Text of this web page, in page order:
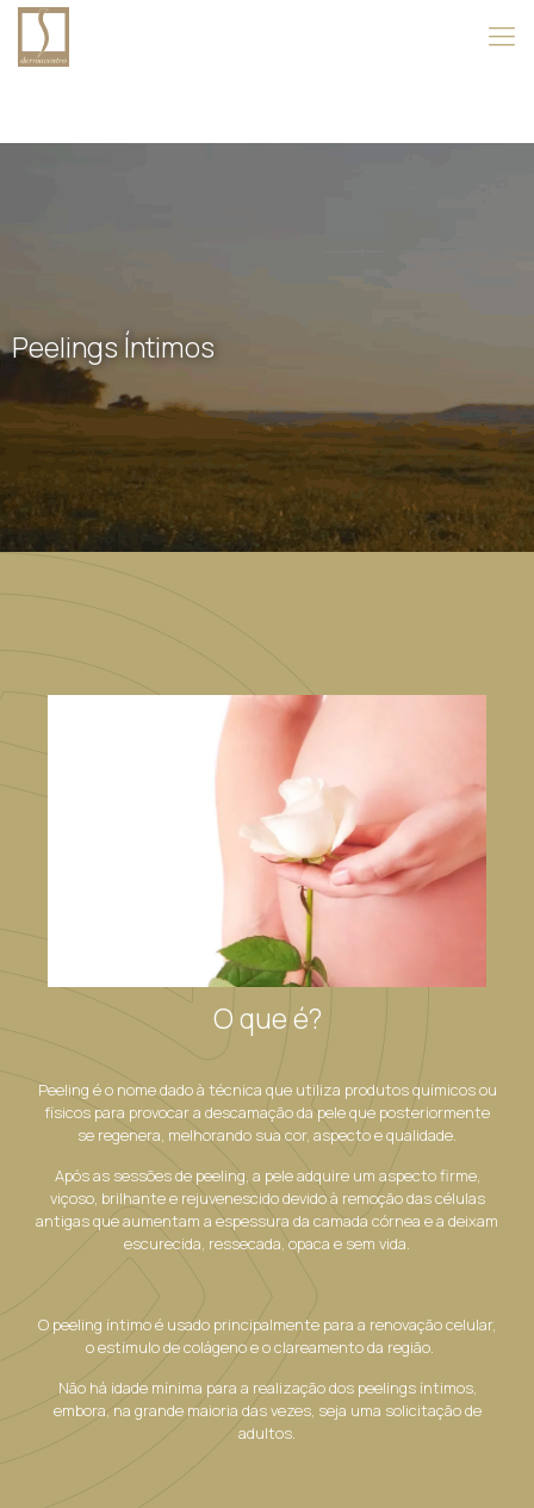
Peelings Íntimos
O que é?
Peeling é o nome dado à técnica que utiliza produtos químicos ou
físicos para provocar a descamação da pele que posteriormente
se regenera, melhorando sua cor, aspecto e qualidade.
Após as sessões de peeling, a pele adquire um aspecto firme,
viçoso, brilhante e rejuvenescido devido à remoção das células
antigas que aumentam a espessura da camada córnea e a deixam
escurecida, ressecada, opaca e sem vida.
O peeling íntimo é usado principalmente para a renovação celular,
o estímulo de colágeno e o clareamento da região.
Não há idade mínima para a realização dos peelings íntimos,
embora, na grande maioria das vezes, seja uma solicitação de
adultos.